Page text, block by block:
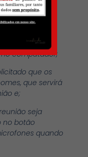
ou
pela própria
microsoft-
computador;
que os
que servirá
e;
seja
no botão
quando